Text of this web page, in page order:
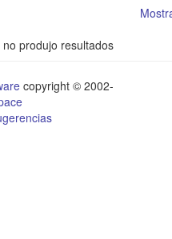
produjo resultados
copyright © 2002-